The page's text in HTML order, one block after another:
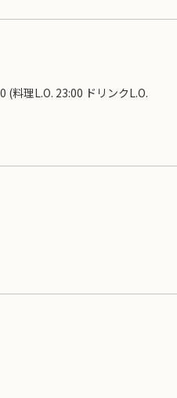
(料理L.O. 23:00 ドリンクL.O.